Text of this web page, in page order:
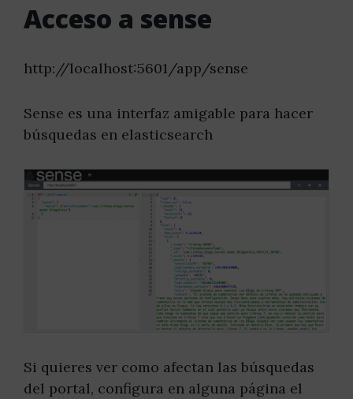
Acceso a sense
http://localhost:5601/app/sense
Sense es una interfaz amigable para hacer
búsquedas en elasticsearch
Si quieres ver como afectan las búsquedas
del portal, configura en alguna página el